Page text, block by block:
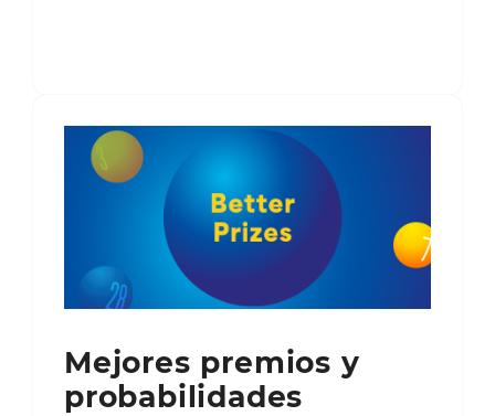
Mejores premios y
probabilidades